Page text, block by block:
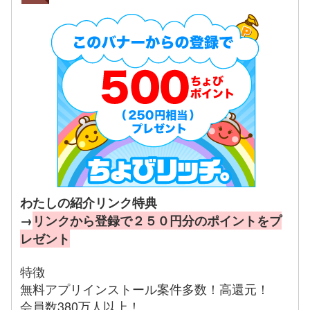
わたしの紹介リンク特典
→ リンクから登録で２５０円分のポイントをプ
レゼント
特徴
無料アプリインストール案件多数！高還元！
会員数380万人以上！